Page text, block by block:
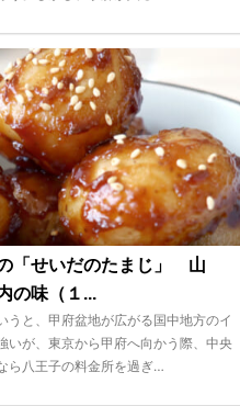
の「せいだのたまじ」 山
の味（１...
うと、甲府盆地が広がる国中地方のイ
いが、東京から甲府へ向かう際、中央
ら八王子の料金所を過ぎ…